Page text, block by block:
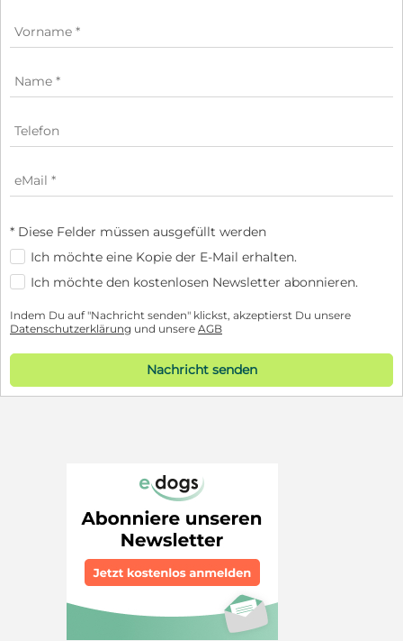
* Diese Felder müssen ausgefüllt werden
Ich möchte eine Kopie der E-Mail erhalten.
Ich möchte den kostenlosen Newsletter abonnieren.
Indem Du auf "Nachricht senden" klickst, akzeptierst Du unsere
Datenschutzerklärung und unsere AGB
Nachricht senden